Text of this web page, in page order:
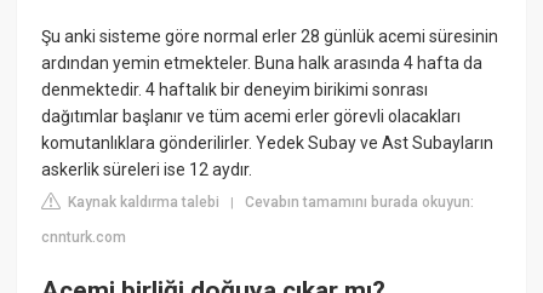
Şu anki sisteme göre normal erler 28 günlük acemi süresinin
ardından yemin etmekteler. Buna halk arasında 4 hafta da
denmektedir. 4 haftalık bir deneyim birikimi sonrası
dağıtımlar başlanır ve tüm acemi erler görevli olacakları
komutanlıklara gönderilirler. Yedek Subay ve Ast Subayların
askerlik süreleri ise 12 aydır.
Kaynak kaldırma talebi |Cevabın tamamını burada okuyun:
cnnturk.com